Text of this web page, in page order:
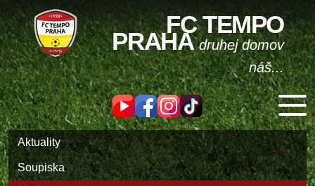
FC TEMPO
PRAHAdruhej domov
náš...
Aktuality
Soupiska